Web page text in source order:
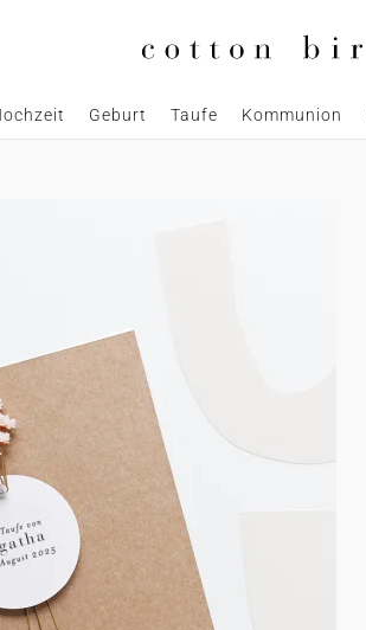
Geburt Taufe Kommunion